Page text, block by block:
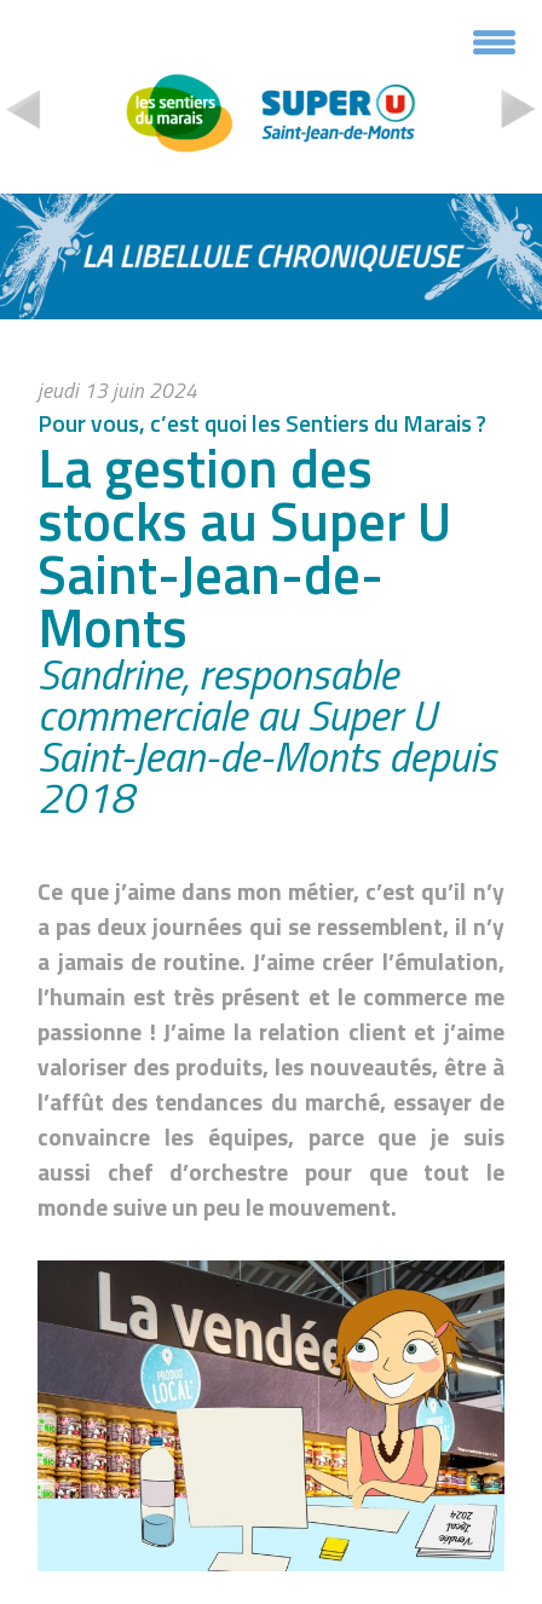
jeudi 13 juin 2024
Pour vous, c’est quoi les Sentiers du Marais ?
La gestion des
stocks au Super U
Saint-Jean-de-
Monts
Sandrine, responsable
commerciale au Super U
Saint-Jean-de-Monts depuis
2018
Ce que j’aime dans mon métier, c’est qu’il n’y
a pas deux journées qui se ressemblent, il n’y
a jamais de routine. J’aime créer l’émulation,
l’humain est très présent et le commerce me
passionne ! J’aime la relation client et j’aime
valoriser des produits, les nouveautés, être à
l’affût des tendances du marché, essayer de
convaincre les équipes, parce que je suis
aussi chef d’orchestre pour que tout le
monde suive un peu le mouvement.